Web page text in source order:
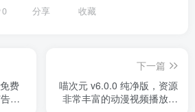
0 分享 收藏
费
解
下一篇
喵次元 v6.0.0 纯净版，资源
非常丰富的动漫视频播放平